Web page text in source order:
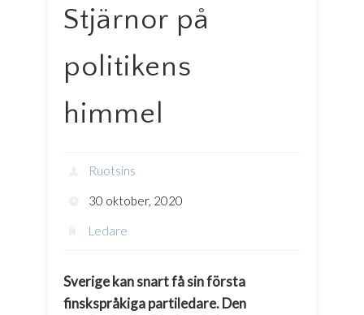
Stjärnor på
politikens
himmel
Ruotsins
30 oktober, 2020
Ledare
Sverige kan snart få sin första
finskspråkiga partiledare. Den